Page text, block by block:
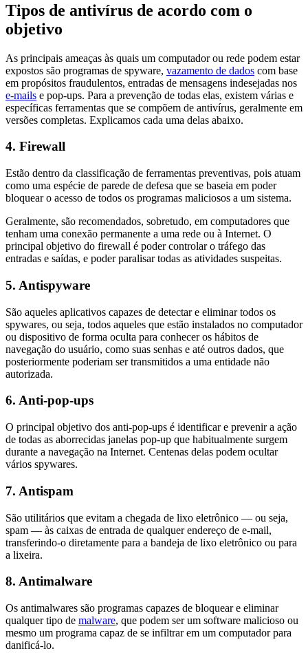
Tipos de antivírus de acordo com o
objetivo
As principais ameaças às quais um computador ou rede podem estar
expostos são programas de spyware, vazamento de dados com base
em propósitos fraudulentos, entradas de mensagens indesejadas nos
e-mails e pop-ups. Para a prevenção de todas elas, existem várias e
específicas ferramentas que se compõem de antivírus, geralmente em
versões completas. Explicamos cada uma delas abaixo.
4. Firewall
Estão dentro da classificação de ferramentas preventivas, pois atuam
como uma espécie de parede de defesa que se baseia em poder
bloquear o acesso de todos os programas maliciosos a um sistema.
Geralmente, são recomendados, sobretudo, em computadores que
tenham uma conexão permanente a uma rede ou à Internet. O
principal objetivo do firewall é poder controlar o tráfego das
entradas e saídas, e poder paralisar todas as atividades suspeitas.
5. Antispyware
São aqueles aplicativos capazes de detectar e eliminar todos os
spywares, ou seja, todos aqueles que estão instalados no computador
ou dispositivo de forma oculta para conhecer os hábitos de
navegação do usuário, como suas senhas e até outros dados, que
posteriormente poderiam ser transmitidos a uma entidade não
autorizada.
6. Anti-pop-ups
O principal objetivo dos anti-pop-ups é identificar e prevenir a ação
de todas as aborrecidas janelas pop-up que habitualmente surgem
durante a navegação na Internet. Centenas delas podem ocultar
vários spywares.
7. Antispam
São utilitários que evitam a chegada de lixo eletrônico — ou seja,
spam — às caixas de entrada de qualquer endereço de e-mail,
transferindo-o diretamente para a bandeja de lixo eletrônico ou para
a lixeira.
8. Antimalware
Os antimalwares são programas capazes de bloquear e eliminar
qualquer tipo de malware, que podem ser um software malicioso ou
mesmo um programa capaz de se infiltrar em um computador para
danificá-lo.